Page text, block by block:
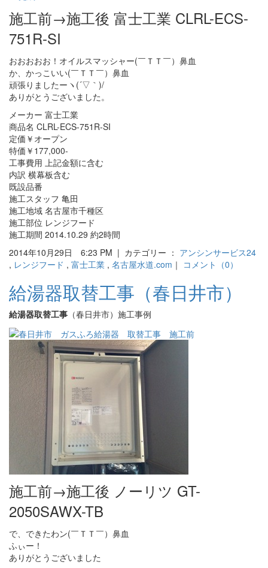
施工前→施工後 富士工業 CLRL-ECS-
751R-SI
おおおおお！オイルスマッシャー(￣ＴＴ￣）鼻血
か、かっこいい(￣ＴＴ￣）鼻血
頑張りましたーヽ(´▽｀)/
ありがとうございました。
メーカー 富士工業
商品名 CLRL-ECS-751R-SI
定価￥オープン
特価￥177,000-
工事費用 上記金額に含む
内訳 横幕板含む
既設品番
施工スタッフ 亀田
施工地域 名古屋市千種区
施工部位 レンジフード
施工期間 2014.10.29 約2時間
2014年10月29日 6:23 PM | カテゴリー ： アンシンサービス24
, レンジフード , 富士工業 , 名古屋水道.com ｜ コメント（0）
給湯器取替工事（春日井市）
給湯器取替工事 （春日井市）施工事例
施工前→施工後 ノーリツ GT-
2050SAWX-TB
で、できたわン(￣ＴＴ￣）鼻血
ふぃー！
ありがとうございました